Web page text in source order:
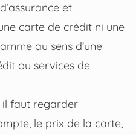
et
carte de crédit ni une
au sens d’une
ou services de
faut regarder
le prix de la carte,